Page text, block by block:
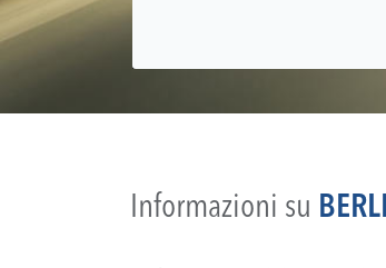
Informazioni su